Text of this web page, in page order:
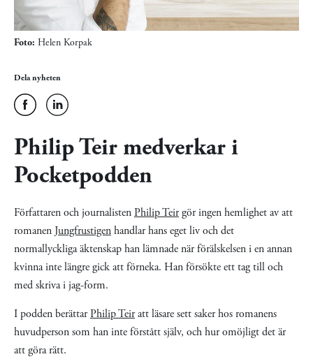
Foto: Helen Korpak
Dela nyheten
Philip Teir medverkar i
Pocketpodden
Författaren och journalistenPhilip Teirgör ingen hemlighet av att
romanen Jungfrustigenhandlar hans eget liv och det
normallyckliga äktenskap han lämnade när förälskelsen i en annan
kvinna inte längre gick att förneka. Han försökte ett tag till och
med skriva i jag-form.
I podden berättarPhilip Teiratt läsare sett saker hos romanens
huvudperson som han inte förstått själv, och hur omöjligt det är
att göra rätt.